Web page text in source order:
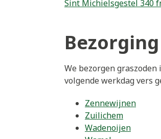
Sint Michielsgestel 340
We bezorgen
volgende werkdag vers
Zennewijnen
Zuilichem
Wadenoijen